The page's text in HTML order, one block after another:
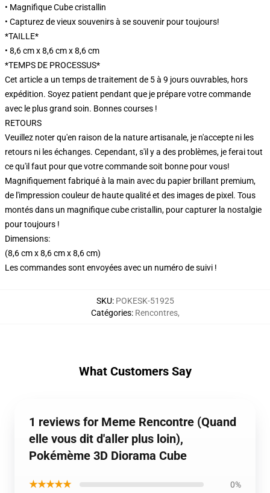
• Magnifique Cube cristallin
• Capturez de vieux souvenirs à se souvenir pour toujours!
*TAILLE*
• 8,6 cm x 8,6 cm x 8,6 cm
*TEMPS DE PROCESSUS*
Cet article a un temps de traitement de 5 à 9 jours ouvrables, hors
expédition. Soyez patient pendant que je prépare votre commande
avec le plus grand soin. Bonnes courses !
RETOURS
Veuillez noter qu'en raison de la nature artisanale, je n'accepte ni les
retours ni les échanges. Cependant, s'il y a des problèmes, je ferai tout
ce qu'il faut pour que votre commande soit bonne pour vous!
Magnifiquement fabriqué à la main avec du papier brillant premium,
de l'impression couleur de haute qualité et des images de pixel. Tous
montés dans un magnifique cube cristallin, pour capturer la nostalgie
pour toujours !
Dimensions:
(8,6 cm x 8,6 cm x 8,6 cm)
Les commandes sont envoyées avec un numéro de suivi !
SKU: POKESK-51925
Catégories: Rencontres,
What Customers Say
1 reviews for Meme Rencontre (Quand
elle vous dit d'aller plus loin),
Pokémème 3D Diorama Cube
★★★★★ 0%